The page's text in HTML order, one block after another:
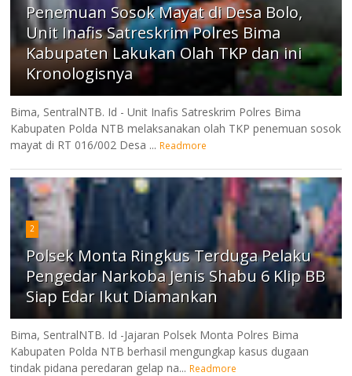
Penemuan Sosok Mayat di Desa Bolo,
Unit Inafis Satreskrim Polres Bima
Kabupaten Lakukan Olah TKP dan ini
Kronologisnya
Bima, SentralNTB. Id - Unit Inafis Satreskrim Polres Bima
Kabupaten Polda NTB melaksanakan olah TKP penemuan sosok
mayat di RT 016/002 Desa ... Readmore
2
Polsek Monta Ringkus Terduga Pelaku
Pengedar Narkoba Jenis Shabu 6 Klip BB
Siap Edar Ikut Diamankan
Bima, SentralNTB. Id -Jajaran Polsek Monta Polres Bima
Kabupaten Polda NTB berhasil mengungkap kasus dugaan
tindak pidana peredaran gelap na... Readmore